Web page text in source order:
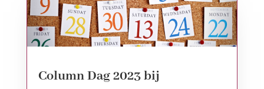
Column Dag 2023 bij